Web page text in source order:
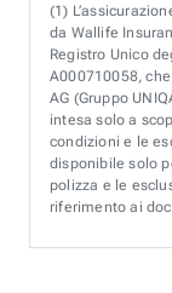
(1)
da Wallife
Registro Unico
A000710058,
AG (Gruppo
intesa solo a
condizioni e le
disponibile solo
polizza e le
riferimento ai